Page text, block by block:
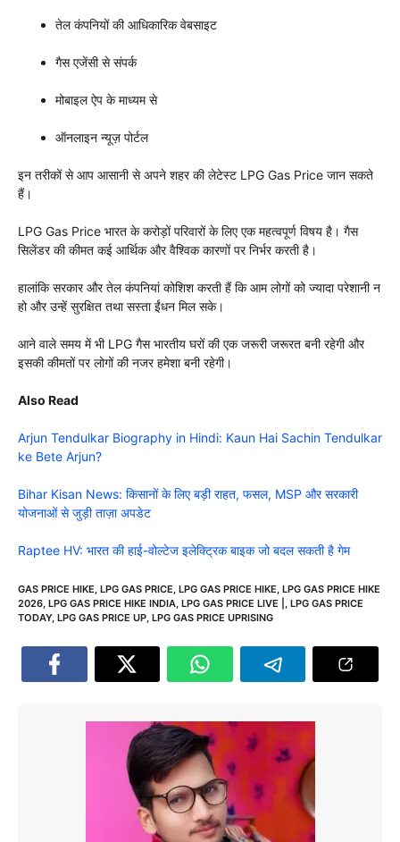
तेल कंपनियों की आधिकारिक वेबसाइट
गैस एजेंसी से संपर्क
मोबाइल ऐप के माध्यम से
ऑनलाइन न्यूज़ पोर्टल
इन तरीकों से आप आसानी से अपने शहर की लेटेस्ट LPG Gas Price जान सकते
हैं।
LPG Gas Price भारत के करोड़ों परिवारों के लिए एक महत्वपूर्ण विषय है। गैस
सिलेंडर की कीमत कई आर्थिक और वैश्विक कारणों पर निर्भर करती है।
हालांकि सरकार और तेल कंपनियां कोशिश करती हैं कि आम लोगों को ज्यादा परेशानी न
हो और उन्हें सुरक्षित तथा सस्ता ईंधन मिल सके।
आने वाले समय में भी LPG गैस भारतीय घरों की एक जरूरी जरूरत बनी रहेगी और
इसकी कीमतों पर लोगों की नजर हमेशा बनी रहेगी।
Also Read
Arjun Tendulkar Biography in Hindi: Kaun Hai Sachin Tendulkar
ke Bete Arjun?
Bihar Kisan News: किसानों के लिए बड़ी राहत, फसल, MSP और सरकारी
योजनाओं से जुड़ी ताज़ा अपडेट
Raptee HV: भारत की हाई-वोल्टेज इलेक्ट्रिक बाइक जो बदल सकती है गेम
GAS PRICE HIKE, LPG GAS PRICE, LPG GAS PRICE HIKE, LPG GAS PRICE HIKE
2026, LPG GAS PRICE HIKE INDIA, LPG GAS PRICE LIVE | , LPG GAS PRICE
TODAY, LPG GAS PRICE UP, LPG GAS PRICE UPRISING